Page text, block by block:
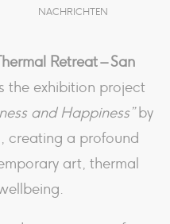
NACHRICHTEN
Retreat – San
the exhibition project
and Happiness”by
creating a profound
art, thermal